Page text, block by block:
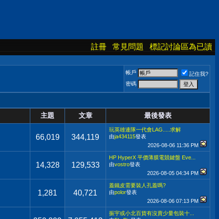
註冊 常見問題 標記討論區為已讀
帳戶
記住我?
密碼
主題 文章 最後發表
66,019 344,119
玩英雄連隊一代會LAG.....求解
由ja434115發表
2026-08-06 11:36 PM
14,328 129,533
HP HyperX 平價薄膜電競鍵盤 Eve...
由vostro發表
2026-08-05 04:34 PM
1,281 40,721
蓋鐵皮需要裝人孔蓋嗎?
由polor發表
2026-08-06 07:13 PM
振宇或小北百貨有沒賣少量包裝十...